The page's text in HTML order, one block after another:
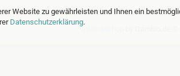
Website zu gewährleisten und Ihnen ein
Datenschutzerklärung.
Internetshop